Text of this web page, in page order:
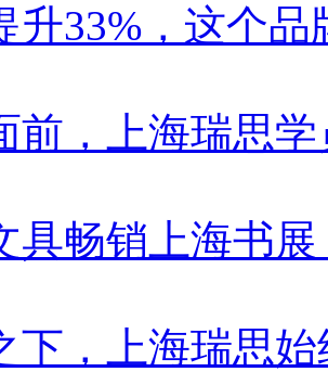
升33%，这个
前，上海瑞思
具畅销上海书
下，上海瑞思